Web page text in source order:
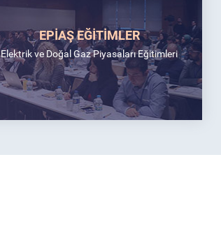
EPİAŞ EĞİTİMLER
Elektrik ve Doğal Gaz Piyasaları Eğitimleri